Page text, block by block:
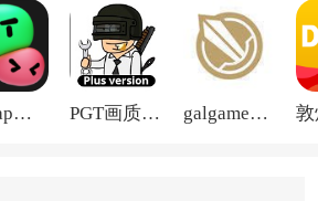
TapTap国际版2026 PGT画质助手旧版 galgame游戏盒子2026